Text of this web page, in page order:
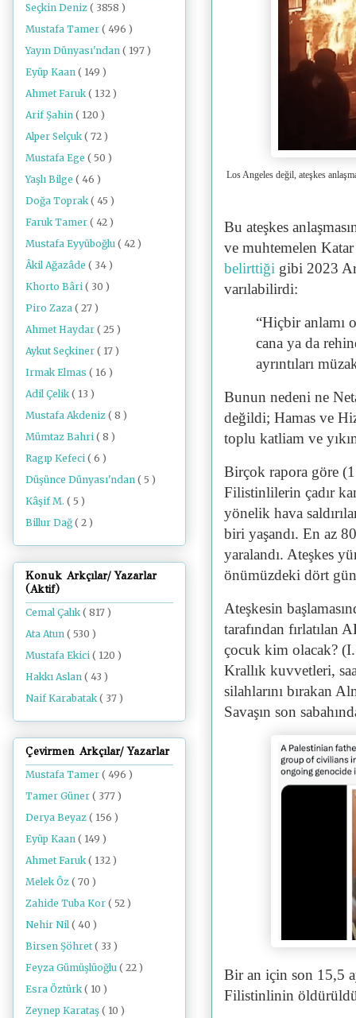
Los Angeles değil, ateşkes
Bu ateşkes
ve muhtemelen
belirttiği gibi 2023
varılabilirdi:
“Hiçbir anlamı
cana ya da
ayrıntıları
Bunun nedeni ne
değildi; Hamas ve
toplu katliam ve
Birçok rapora göre
Filistinlilerin çadır
yönelik hava
biri yaşandı. En az
yaralandı. Ateşkes
önümüzdeki dört
Ateşkesin
tarafından fırlatılan
çocuk kim olacak? (I.
Krallık kuvvetleri,
silahlarını bırakan
Savaşın son
Bir an için son 15,5
Filistinlinin
Seçkin Deniz ( 3858 )
Mustafa Tamer ( 496 )
Yayın Dünyası'ndan ( 197 )
Eyüp Kaan ( 149 )
Ahmet Faruk ( 132 )
Arif Şahin ( 120 )
Alper Selçuk ( 72 )
Mustafa Ege ( 50 )
Yaşlı Bilge ( 46 )
Doğa Toprak ( 45 )
Faruk Tamer ( 42 )
Mustafa Eyyüboğlu ( 42 )
Âkil Ağazâde ( 34 )
Khorto Bâri ( 30 )
Piro Zaza ( 27 )
Ahmet Haydar ( 25 )
Aykut Seçkiner ( 17 )
Irmak Elmas ( 16 )
Adil Çelik ( 13 )
Mustafa Akdeniz ( 8 )
Mümtaz Bahri ( 8 )
Ragıp Kefeci ( 6 )
Düşünce Dünyası'ndan ( 5 )
Kâşif M. ( 5 )
Billur Dağ ( 2 )
Konuk Arkçılar/ Yazarlar
(Aktif)
Cemal Çalık( 817 )
Ata Atun ( 530 )
Mustafa Ekici ( 120 )
Hakkı Aslan ( 43 )
Naif Karabatak( 37 )
Çevirmen Arkçılar/ Yazarlar
Mustafa Tamer ( 496 )
Tamer Güner ( 377 )
Derya Beyaz ( 156 )
Eyüp Kaan ( 149 )
Ahmet Faruk( 132 )
Melek Öz ( 70 )
Zahide Tuba Kor ( 52 )
Nehir Nil ( 40 )
Birsen Şöhret( 33 )
Feyza Gümüşlüoğlu ( 22 )
Esra Öztürk( 10 )
Zeynep Karataş ( 10 )